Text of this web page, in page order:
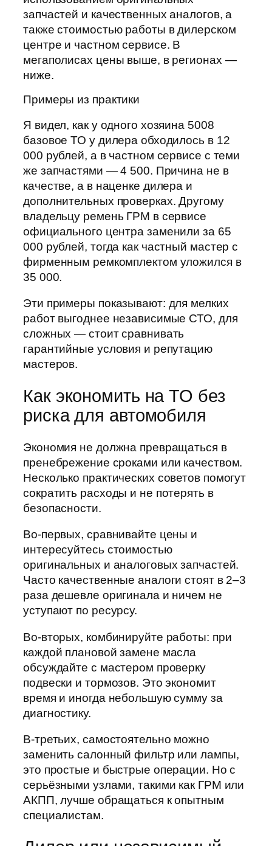
запчастей и качественных аналогов, а
также стоимостью работы в дилерском
центре и частном сервисе. В
мегаполисах цены выше, в регионах —
ниже.
Примеры из практики
Я видел, как у одного хозяина 5008
базовое ТО у дилера обходилось в 12
000 рублей, а в частном сервисе с теми
же запчастями — 4 500. Причина не в
качестве, а в наценке дилера и
дополнительных проверках. Другому
владельцу ремень ГРМ в сервисе
официального центра заменили за 65
000 рублей, тогда как частный мастер с
фирменным ремкомплектом уложился в
35 000.
Эти примеры показывают: для мелких
работ выгоднее независимые СТО, для
сложных — стоит сравнивать
гарантийные условия и репутацию
мастеров.
Как экономить на ТО без
риска для автомобиля
Экономия не должна превращаться в
пренебрежение сроками или качеством.
Несколько практических советов помогут
сократить расходы и не потерять в
безопасности.
Во-первых, сравнивайте цены и
интересуйтесь стоимостью
оригинальных и аналоговых запчастей.
Часто качественные аналоги стоят в 2–3
раза дешевле оригинала и ничем не
уступают по ресурсу.
Во-вторых, комбинируйте работы: при
каждой плановой замене масла
обсуждайте с мастером проверку
подвески и тормозов. Это экономит
время и иногда небольшую сумму за
диагностику.
В-третьих, самостоятельно можно
заменить салонный фильтр или лампы,
это простые и быстрые операции. Но с
серьёзными узлами, такими как ГРМ или
АКПП, лучше обращаться к опытным
специалистам.